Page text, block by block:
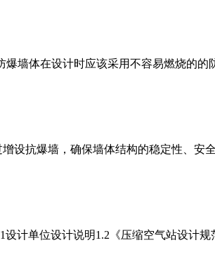
墙体在设计时应该采用不容易燃烧的的
设抗爆墙，确保墙体结构的稳定性、安
计单位设计说明1.2《压缩空气站设计规